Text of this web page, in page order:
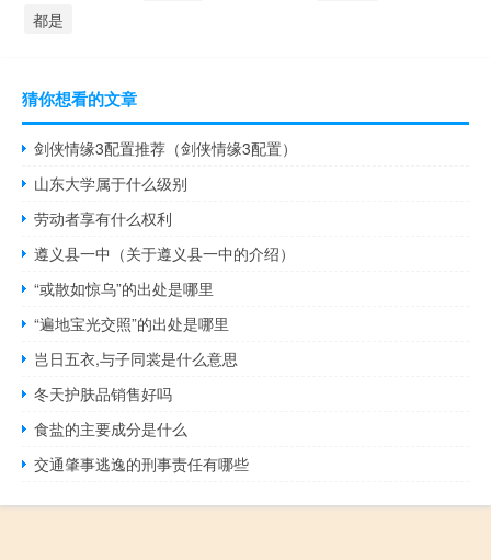
都是
猜你想看的文章
剑侠情缘3配置推荐（剑侠情缘3配置）
山东大学属于什么级别
劳动者享有什么权利
遵义县一中（关于遵义县一中的介绍）
“或散如惊乌”的出处是哪里
“遍地宝光交照”的出处是哪里
岂日五衣,与子同裳是什么意思
冬天护肤品销售好吗
食盐的主要成分是什么
交通肇事逃逸的刑事责任有哪些